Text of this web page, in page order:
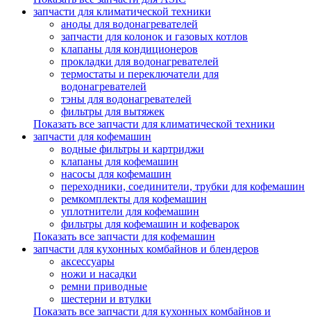
запчасти для климатической техники
аноды для водонагревателей
запчасти для колонок и газовых котлов
клапаны для кондиционеров
прокладки для водонагревателей
термостаты и переключатели для
водонагревателей
тэны для водонагревателей
фильтры для вытяжек
Показать все запчасти для климатической техники
запчасти для кофемашин
водные фильтры и картриджи
клапаны для кофемашин
насосы для кофемашин
переходники, соединители, трубки для кофемашин
ремкомплекты для кофемашин
уплотнители для кофемашин
фильтры для кофемашин и кофеварок
Показать все запчасти для кофемашин
запчасти для кухонных комбайнов и блендеров
аксессуары
ножи и насадки
ремни приводные
шестерни и втулки
Показать все запчасти для кухонных комбайнов и